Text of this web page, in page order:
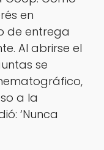
en
de entrega
Al abrirse el
se
a la
‘Nunca